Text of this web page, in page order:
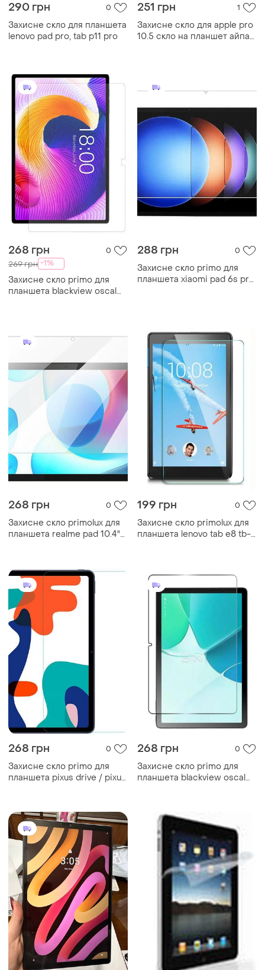
290 грн 0
Захисне скло для планшета
lenovo pad pro, tab p11 pro
251 грн 1
Захисне скло для apple pro
10.5 скло на планшет айпад
268 грн 0
269 грн -1%
Захисне скло primo для
планшета blackview oscal
288 грн 0
Захисне скло primo для
планшета xiaomi pad 6s pro
268 грн 0
Захисне скло primolux для
планшета realme pad 10.4"
199 грн 0
Захисне скло primolux для
планшета lenovo tab e8 tb-
268 грн 0
Захисне скло primo для
планшета pixus drive / pixus
268 грн 0
Захисне скло primo для
планшета blackview oscal